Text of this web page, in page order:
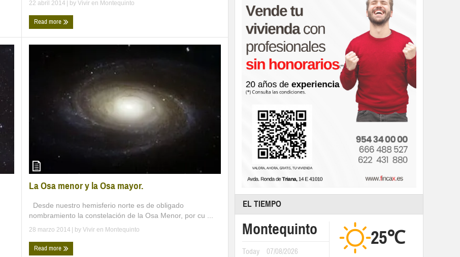
22 abril 2014 | by Vivir en Montequinto
Read more
La Osa menor y la Osa mayor.
Desde nuestro hemisferio norte es de obligado
nombramiento la constelación de la Osa Menor, por cu ...
28 marzo 2014 | by Vivir en Montequinto
Read more
EL TIEMPO
Montequinto
Today 07/08/2026
25℃